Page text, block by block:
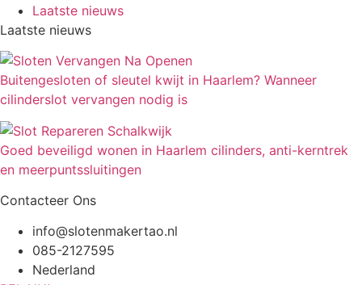
Laatste nieuws
Laatste nieuws
Buitengesloten of sleutel kwijt in Haarlem? Wanneer
cilinderslot vervangen nodig is
Goed beveiligd wonen in Haarlem cilinders, anti-kerntrek
en meerpuntssluitingen
Contacteer Ons
info@slotenmakertao.nl
085-2127595
Nederland